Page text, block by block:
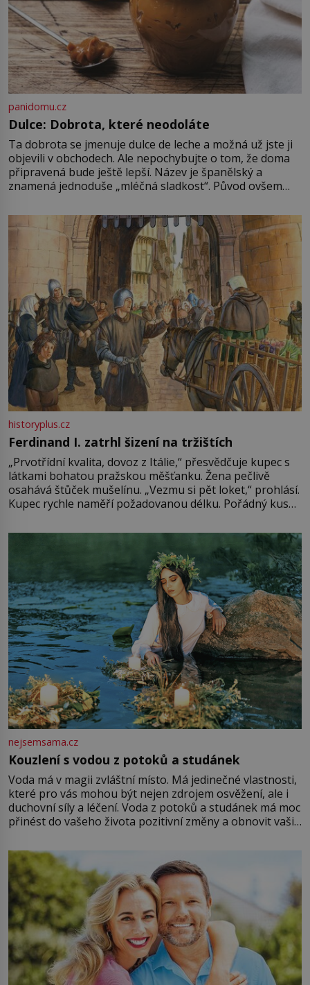
panidomu.cz
Dulce: Dobrota, které neodoláte
Ta dobrota se jmenuje dulce de leche a možná už jste ji
objevili v obchodech. Ale nepochybujte o tom, že doma
připravená bude ještě lepší. Název je španělský a
znamená jednoduše „mléčná sladkost“. Původ ovšem
pře hned několik latinskoamerických zemí a k tomu
Francie, kde se traduje,
historyplus.cz
Ferdinand I. zatrhl šizení na tržištích
„Prvotřídní kvalita, dovoz z Itálie,“ přesvědčuje kupec s
látkami bohatou pražskou měšťanku. Žena pečlivě
osahává štůček mušelínu. „Vezmu si pět loket,“ prohlásí.
Kupec rychle naměří požadovanou délku. Pořádný kus
milostpaní. Stačí jenom na sukni,“ zhodnotí švadlena
množství růžového mušelínu. „Ošidili vás, podívejte.“
nejsemsama.cz
Kouzlení s vodou z potoků a studánek
Voda má v magii zvláštní místo. Má jedinečné vlastnosti,
které pro vás mohou být nejen zdrojem osvěžení, ale i
duchovní síly a léčení. Voda z potoků a studánek má moc
přinést do vašeho života pozitivní změny a obnovit vaši
můžete obohatit své rituály a přinést do svého života
větší harmonii a klid. Je důležité